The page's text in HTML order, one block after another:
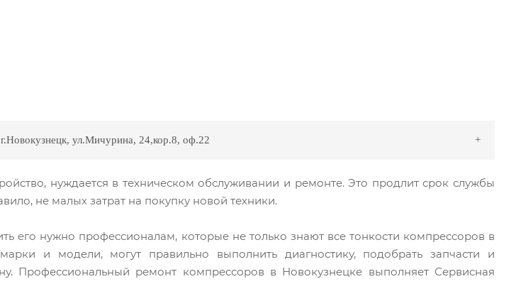
ул.Мичурина, 24,кор.8, оф.22
нуждается в техническом обслуживании и ремонте. Это продлит срок службы
не малых затрат на покупку новой техники.
его нужно профессионалам, которые не только знают все тонкости компрессоров в
и модели, могут правильно выполнить диагностику, подобрать запчасти и
Профессиональный ремонт компрессоров в Новокузнецке выполняет Сервисная